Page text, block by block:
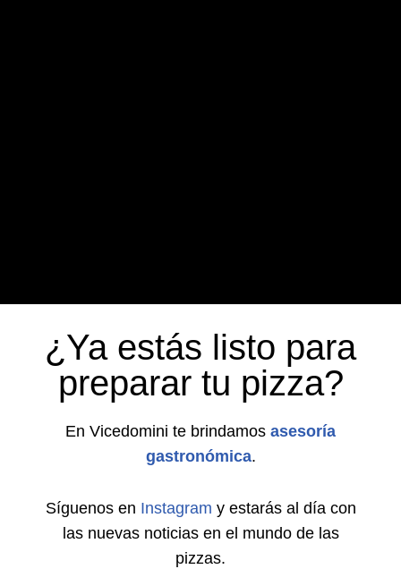
¿Ya estás listo para
preparar tu pizza?
En Vicedomini te brindamos asesoría
gastronómica.
Síguenos en Instagram y estarás al día con
las nuevas noticias en el mundo de las
pizzas.